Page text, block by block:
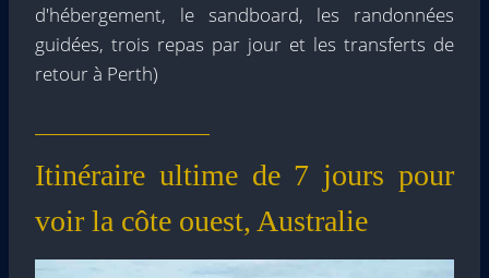
d'hébergement, le sandboard, les randonnées
guidées, trois repas par jour et les transferts de
retour à Perth)
Itinéraire ultime de 7 jours pour
voir la côte ouest, Australie